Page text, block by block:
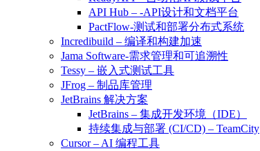
API Hub – -API设计和文档平台
PactFlow-测试和部署分布式系统
Incredibuild – 编译和构建加速
Jama Software-需求管理和可追溯性
Tessy – 嵌入式测试工具
JFrog – 制品库管理
JetBrains 解决方案
JetBrains – 集成开发环境（IDE）
持续集成与部署 (CI/CD) – TeamCity
Cursor – AI 编程工具